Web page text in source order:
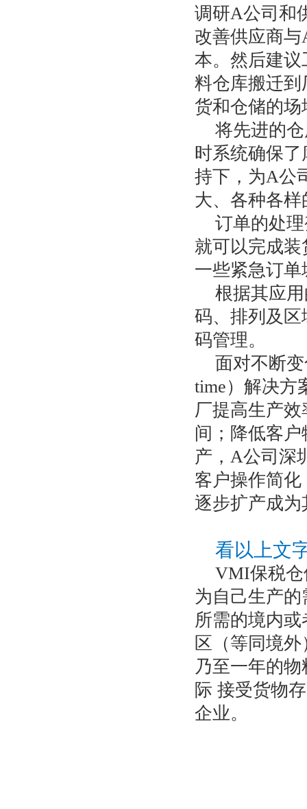
调研A公司和
改善供应商
本。然后建
料仓库搬迁
货和仓储的
将先进的
时系统确保
持下，为A公
大、各种各
订单的处
就可以完成
一些紧急订
根据其应
码、排列及
码管理。
面对不断
time）解决方
厂提高生产
间；降低客
产，A公司深
客户操作简
逐步扩产成
看以上文
VMI保税仓
为自己生产
所需的境内
区（等同境
乃至一年的
际 接受货物
企业。